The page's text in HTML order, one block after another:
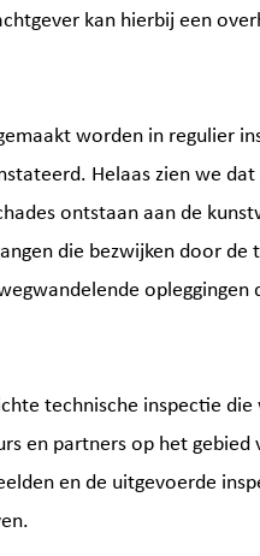
kan hierbij een
worden in regulier
Helaas zien we
ontstaan aan de
die bezwijken door de
technische inspectie
en partners op het gebied
en de uitgevoerde